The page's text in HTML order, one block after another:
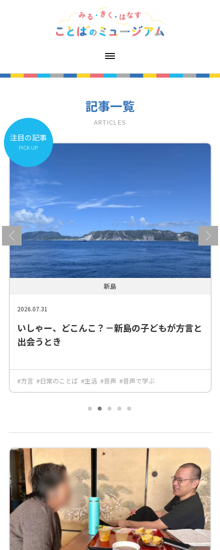
記事一覧
ARTICLES
注目の記事
PICK UP
新島
2026.07.31
いしゃー、どこんこ？－新島の子どもが方言と
出会うとき
#方言 #日常のことば #生活 #音声 #音声で学ぶ